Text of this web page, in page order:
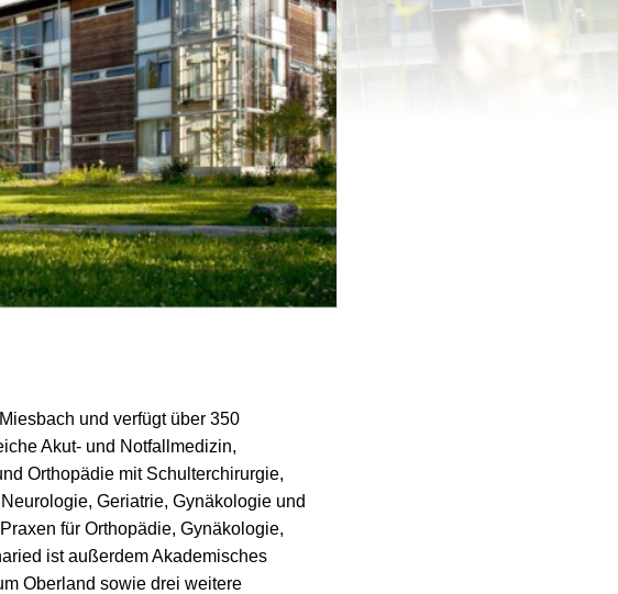
und verfügt über 350
Akut- und Notfallmedizin,
Orthopädie mit Schulterchirurgie,
Geriatrie, Gynäkologie und
für Orthopädie, Gynäkologie,
ist außerdem Akademisches
Oberland sowie drei weitere